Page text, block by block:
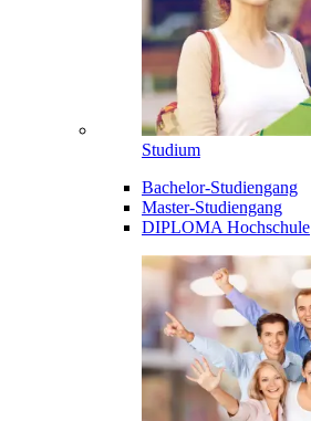
Studium
Bachelor-Studiengang
Master-Studiengang
DIPLOMA Hochschule